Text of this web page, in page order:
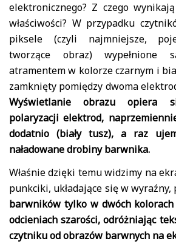
elektronicznego? Z czego
właściwości? W przypadku
piksele (czyli najmniejsze,
tworzące obraz) wypełnione
atramentem w kolorze czarnym i
zamknięty pomiędzy dwoma
Wyświetlanie obrazu opiera
polaryzacji elektrod,
dodatnio (biały tusz), a raz
naładowane drobiny barwnika.
Właśnie dzięki temu widzimy na
punkciki, układające się w wyraźny,
barwników tylko w dwóch
odcieniach szarości, odróżniając
czytniku od obrazów barwnych na